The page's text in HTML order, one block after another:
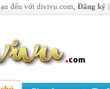
đến với divivu.com, Đăng ký |